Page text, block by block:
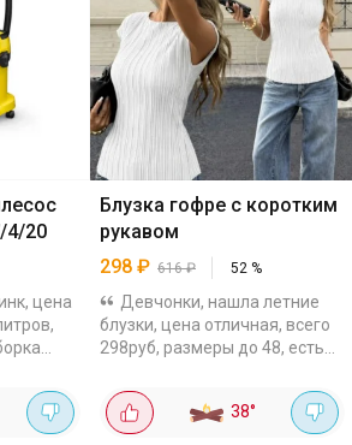
4/20
цена
Блузка гофре с коротким
рукавом
298 ₽ 616₽ 52 %
Девчонки, нашла летние
блузки, цена отличная, всего
298руб, размеры до 48, есть
хорошие
38°